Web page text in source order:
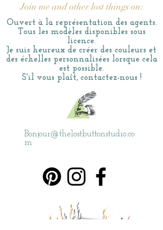
Join me and other lost things on:
Ouvert à la représentation des agents.
Tous les modèles disponibles sous
licence.
Je suis heureux de créer des couleurs et
des échelles personnalisées lorsque cela
est possible.
S'il vous plaît, contactez-nous !
Bonjour@thelostbuttonstudio.co
m